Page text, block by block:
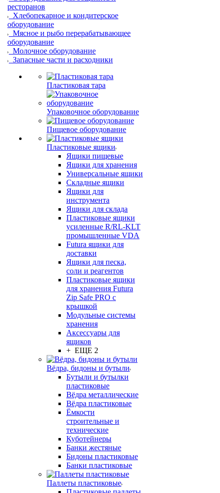
ресторанов
Хлебопекарное и кондитерское
оборудование
Мясное и рыбо перерабатывающее
оборудование
Молочное оборудование
Запасные части и расходники
Пластиковая тара
Упаковочное оборудование
Пищевое оборудование
Пластиковые ящики
Ящики пищевые
Ящики для хранения
Универсальные ящики
Складные ящики
Ящики для
инструмента
Ящики для склада
Пластиковые ящики
усиленные R/RL-KLT
промышленные VDA
Futura ящики для
доставки
Ящики для песка,
соли и реагентов
Пластиковые ящики
для хранения Futura
Zip Safe PRO с
крышкой
Модульные системы
хранения
Аксессуары для
ящиков
+ ЕЩЕ 2
Вёдра, бидоны и бутыли
Бутыли и бутылки
пластиковые
Вёдра металлические
Вёдра пластиковые
Ёмкости
строительные и
технические
Куботейнеры
Банки жестяные
Бидоны пластиковые
Банки пластиковые
Паллеты пластиковые